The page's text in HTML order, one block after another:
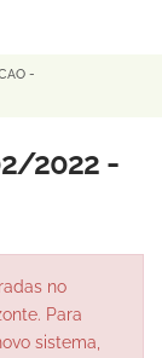
-
2022 -
no
Para
sistema,